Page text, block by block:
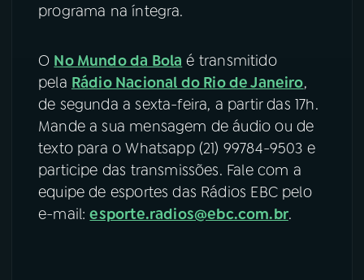
programa na íntegra.
O No Mundo da Bola é transmitido
pela Rádio Nacional do Rio de Janeiro,
de segunda a sexta-feira, a partir das 17h.
Mande a sua mensagem de áudio ou de
texto para o Whatsapp (21) 99784-9503 e
participe das transmissões. Fale com a
equipe de esportes das Rádios EBC pelo
e-mail:esporte.radios@ebc.com.br.